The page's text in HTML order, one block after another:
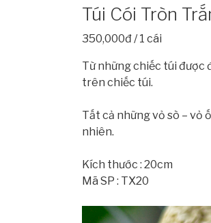
ON
Túi Cói Tròn
350,000đ / 1 cái
Từ những chiếc túi được
trên chiếc túi.
Tất cả những vỏ sò – vỏ
nhiên.
Kích thước : 20cm
Mã SP : TX20